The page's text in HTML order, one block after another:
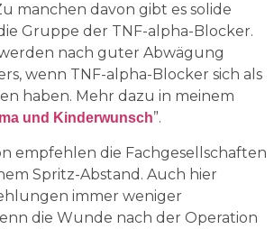
manchen davon gibt es solide
Gruppe der TNF-alpha-Blocker.
nach guter Abwägung
wenn TNF-alpha-Blocker sich als
haben. Mehr dazu in meinem
und Kinderwunsch”.
empfehlen die Fachgesellschaften
Spritz-Abstand. Auch hier
immer weniger
die Wunde nach der Operation